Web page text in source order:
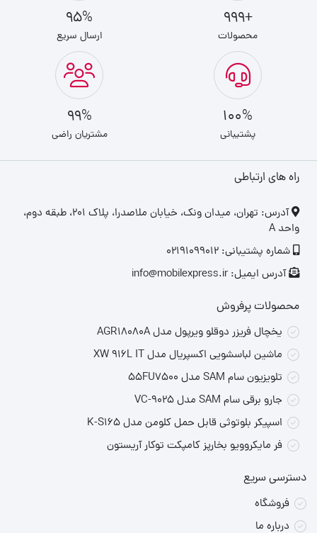
کرده است.
📊 جدول مشخصات فنی
مقدار / توضیح
توان خروجی
(RMS)
نوع سیستم
صوتی
باتری
۲۰۰۰ mAh
نورپردازی
قابلیت حمل /
کاربرد
سبک و قابل حمل، مناسب مهمانی، فضای باز، سفر و
دورهمی
مقاومت در برابر
آب
دارای مقاومت جزئی در برابر پاشش آب (IPX4)
📖 توضیح کامل محصول
+999
محصولات
95%
ارسال سریع
100%
پشتیبانی
99%
مشتریان راضی
راه های ارتباطی
‎آدرس: تهران، میدان ونک، خیابان ملاصدرا، پلاک ۲۰۱، طبقه دوم،
واحد A
شماره پشتیبانی: 02191099012
آدرس ایمیل: info@mobilexpress.ir
محصولات پرفروش
یخچال فریزر دوقلو ویرپول مدل AGR18080A
ماشین لباسشویی اکسپریال مدل XW 916L IT
تلویزیون سام SAM مدل 55FU7500
جارو برقی سام SAM مدل VC-9025
اسپیکر بلوتوثی قابل حمل کلومن مدل K-S165
فر مایکروویو بخارپز کامپکت توکار آریستون
دسترسی سریع
فروشگاه
درباره ما